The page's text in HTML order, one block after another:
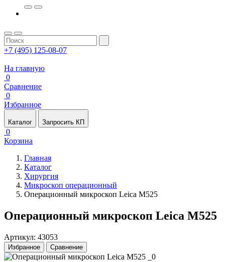
+7 (495) 125-08-07
На главную
0
Сравнение
0
Избранное
Каталог Запросить КП
0
Корзина
Главная
Каталог
Хирургия
Микроскоп операционный
Операционный микроскоп Leica M525
Операционный микроскоп Leica M525
Артикул: 43053
Избранное Сравнение